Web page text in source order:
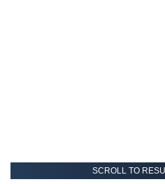
SCROLL TO